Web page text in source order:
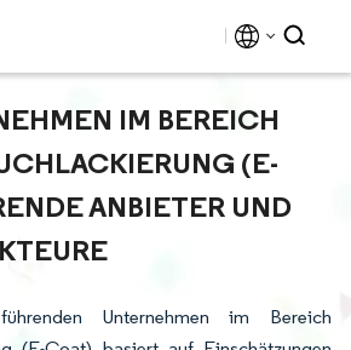
IM BEREICH
(E-
ANBIETER UND
Unternehmen im Bereich